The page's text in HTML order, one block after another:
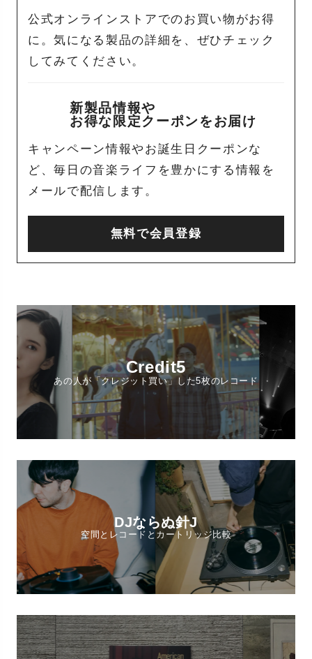
公式オンラインストアでのお買い物がお得
に。気になる製品の詳細を、ぜひチェック
してみてください。
新製品情報や
お得な限定クーポンをお届け
キャンペーン情報やお誕生日クーポンな
ど、毎日の音楽ライフを豊かにする情報を
メールで配信します。
無料で会員登録
Credit5
あの人が「クレジット買い」した5枚のレコード
DJならぬ針J
空間とレコードとカートリッジ比較